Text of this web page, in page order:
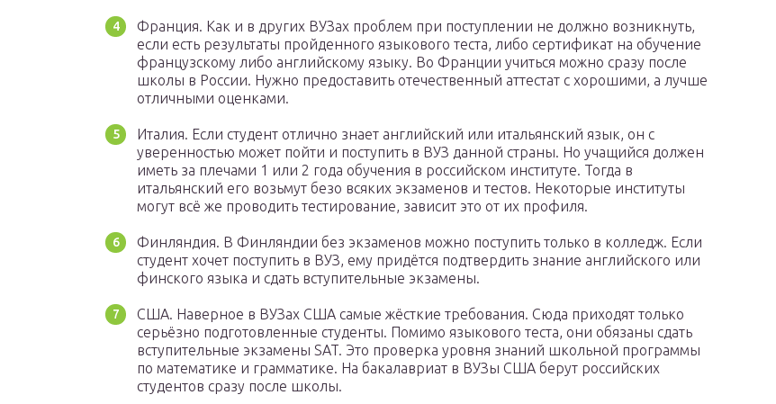
Франция. Как и в других ВУЗах проблем при поступлении не должно возникнуть,
если есть результаты пройденного языкового теста, либо сертификат на обучение
французскому либо английскому языку. Во Франции учиться можно сразу после
школы в России. Нужно предоставить отечественный аттестат с хорошими, а лучше
отличными оценками.
Италия. Если студент отлично знает английский или итальянский язык, он с
уверенностью может пойти и поступить в ВУЗ данной страны. Но учащийся должен
иметь за плечами 1 или 2 года обучения в российском институте. Тогда в
итальянский его возьмут безо всяких экзаменов и тестов. Некоторые институты
могут всё же проводить тестирование, зависит это от их профиля.
Финляндия. В Финляндии без экзаменов можно поступить только в колледж. Если
студент хочет поступить в ВУЗ, ему придётся подтвердить знание английского или
финского языка и сдать вступительные экзамены.
США. Наверное в ВУЗах США самые жёсткие требования. Сюда приходят только
серьёзно подготовленные студенты. Помимо языкового теста, они обязаны сдать
вступительные экзамены SAT. Это проверка уровня знаний школьной программы
по математике и грамматике. На бакалавриат в ВУЗы США берут российских
студентов сразу после школы.